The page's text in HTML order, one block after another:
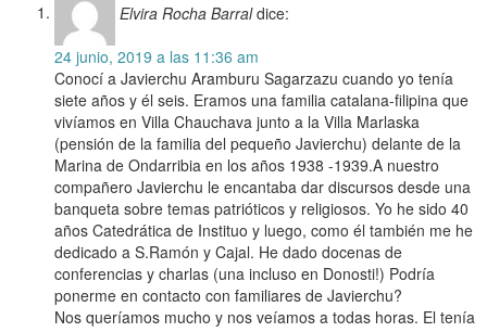
Elvira Rocha Barral dice:
24 junio, 2019 a las 11:36 am
Conocí a Javierchu Aramburu Sagarzazu cuando yo tenía
siete años y él seis. Eramos una familia catalana-filipina que
vivíamos en Villa Chauchava junto a la Villa Marlaska
(pensión de la familia del pequeño Javierchu) delante de la
Marina de Ondarribia en los años 1938 -1939.A nuestro
compañero Javierchu le encantaba dar discursos desde una
banqueta sobre temas patrióticos y religiosos. Yo he sido 40
años Catedrática de Instituo y luego, como él también me he
dedicado a S.Ramón y Cajal. He dado docenas de
conferencias y charlas (una incluso en Donosti!) Podría
ponerme en contacto con familiares de Javierchu?
Nos queríamos mucho y nos veíamos a todas horas. El tenía